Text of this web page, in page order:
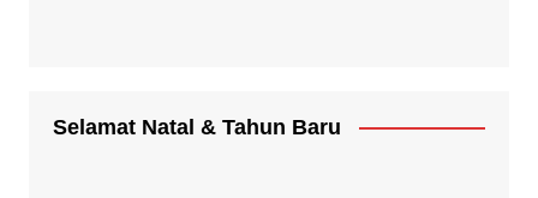
Selamat Natal & Tahun Baru